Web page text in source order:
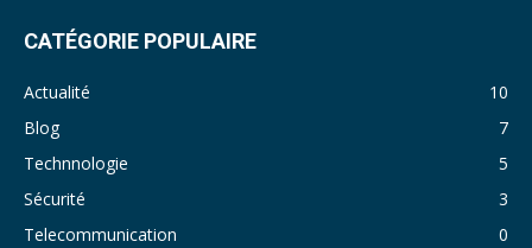
CATÉGORIE POPULAIRE
Actualité
10
Blog
7
Technnologie
5
Sécurité
3
Telecommunication
0